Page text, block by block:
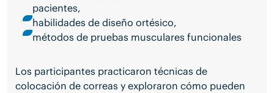
pacientes,
habilidades de diseño ortésico,
métodos de pruebas musculares funcionales
Los participantes practicaron técnicas de
colocación de correas y exploraron cómo pueden